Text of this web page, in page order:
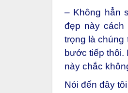
– Không hẳn
đẹp này cách
trọng là chúng
bước tiếp thôi.
này chắc
Nói đến đây